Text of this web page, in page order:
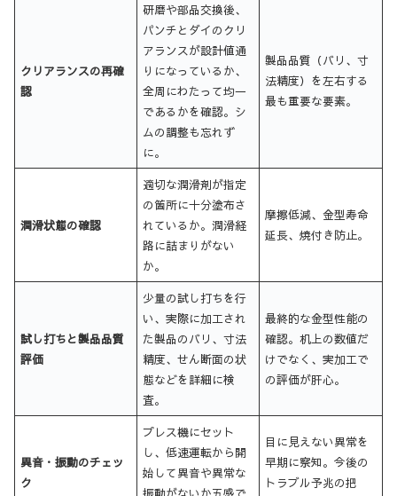
クリアランスの再確
認
研磨や部品交換後、
パンチとダイのクリ
アランスが設計値通
りになっているか、
全周にわたって均一
であるかを確認。シ
ムの調整も忘れず
に。
製品品質（バリ、寸
法精度）を左右する
最も重要な要素。
潤滑状態の確認
適切な潤滑剤が指定
の箇所に十分塗布さ
れているか。潤滑経
路に詰まりがない
か。
摩擦低減、金型寿命
延長、焼付き防止。
試し打ちと製品品質
評価
少量の試し打ちを行
い、実際に加工され
た製品のバリ、寸法
精度、せん断面の状
態などを詳細に検
査。
最終的な金型性能の
確認。机上の数値だ
けでなく、実加工で
の評価が肝心。
異音・振動のチェッ
ク
プレス機にセット
し、低速運転から開
始して異音や異常な
振動がないか五感で
目に見えない異常を
早期に察知。今後の
トラブル予兆の把